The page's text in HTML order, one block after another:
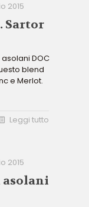
2015
Sartor
DOC
blend
e Merlot.
Leggi tutto
2015